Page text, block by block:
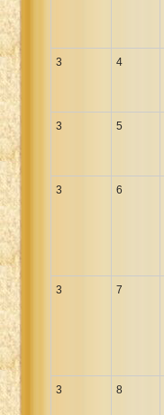
3 4
3 5
3 6
3 7
3 8